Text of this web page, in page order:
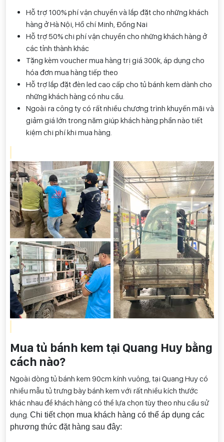
Hỗ trợ 100% phí vận chuyển và lắp đặt cho những khách
hàng ở Hà Nội, Hồ chí Minh, Đồng Nai
Hỗ trợ 50% chi phí vận chuyển cho những khách hàng ở
các tỉnh thành khác
Tặng kèm voucher mua hàng trị giá 300k, áp dụng cho
hóa đơn mua hàng tiếp theo
Hỗ trợ lắp đặt đèn led cao cấp cho tủ bánh kem dành cho
những khách hàng có nhu cầu.
Ngoài ra công ty có rất nhiều chương trình khuyến mãi và
giảm giá lớn trong năm giúp khách hàng phần nào tiết
kiệm chi phí khi mua hàng.
Mua tủ bánh kem tại Quang Huy bằng
cách nào?
Ngoài dòng tủ bánh kem 90cm kính vuông, tại Quang Huy có
nhiều mẫu tủ trưng bày bánh kem với rất nhiều kích thước
khác nhau để khách hàng có thể lựa chọn tùy theo nhu cầu sử
dụng. Chi tiết chọn mua khách hàng có thể áp dụng các
phương thức đặt hàng sau đây: